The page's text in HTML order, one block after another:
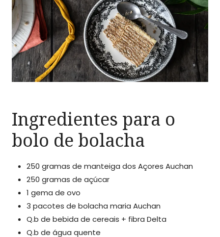
Ingredientes para o
bolo de bolacha
250 gramas de manteiga dos Açores Auchan
250 gramas de açúcar
1 gema de ovo
3 pacotes de bolacha maria Auchan
Q.b de bebida de cereais + fibra Delta
Q.b de água quente